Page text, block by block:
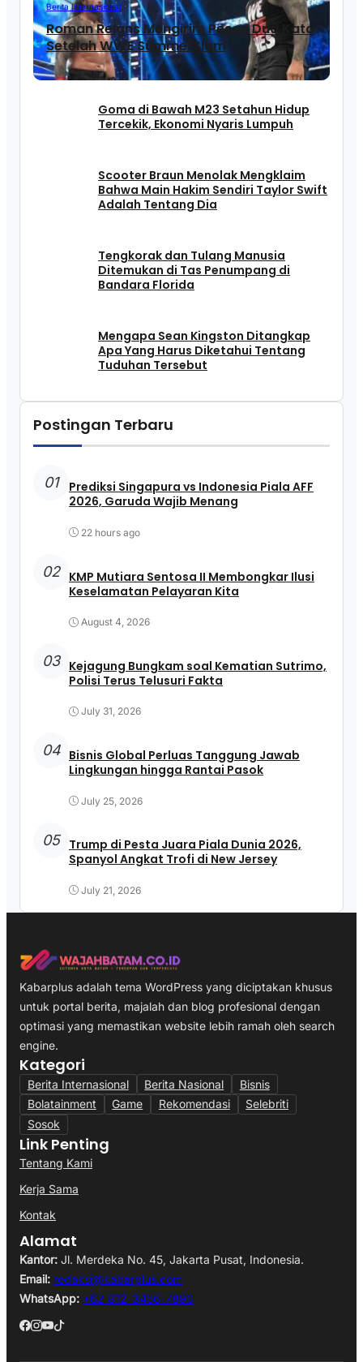
Berita Internasional
Roman Reigns Mengirim Pesan Dua Kata
Setelah WWE SummerSlam
Goma di Bawah M23 Setahun Hidup
Tercekik, Ekonomi Nyaris Lumpuh
Scooter Braun Menolak Mengklaim
Bahwa Main Hakim Sendiri Taylor Swift
Adalah Tentang Dia
Tengkorak dan Tulang Manusia
Ditemukan di Tas Penumpang di
Bandara Florida
Mengapa Sean Kingston Ditangkap
Apa Yang Harus Diketahui Tentang
Tuduhan Tersebut
Postingan Terbaru
01
Prediksi Singapura vs Indonesia Piala AFF
2026, Garuda Wajib Menang
22 hours ago
02 KMP Mutiara Sentosa II Membongkar Ilusi
Keselamatan Pelayaran Kita
August 4, 2026
03 Kejagung Bungkam soal Kematian Sutrimo,
Polisi Terus Telusuri Fakta
July 31, 2026
04 Bisnis Global Perluas Tanggung Jawab
Lingkungan hingga Rantai Pasok
July 25, 2026
05 Trump di Pesta Juara Piala Dunia 2026,
Spanyol Angkat Trofi di New Jersey
July 21, 2026
Kabarplus adalah tema WordPress yang diciptakan khusus
untuk portal berita, majalah dan blog profesional dengan
optimasi yang memastikan website lebih ramah oleh search
engine.
Kategori
Berita Internasional Berita Nasional
Bisnis
Bolatainment
Game Rekomendasi
Selebriti
Sosok
Link Penting
Tentang Kami
Kerja Sama
Kontak
Alamat
Kantor: Jl. Merdeka No. 45, Jakarta Pusat, Indonesia.
Email: redaksi@kabarplus.com
WhatsApp: +62 812-3456-7890